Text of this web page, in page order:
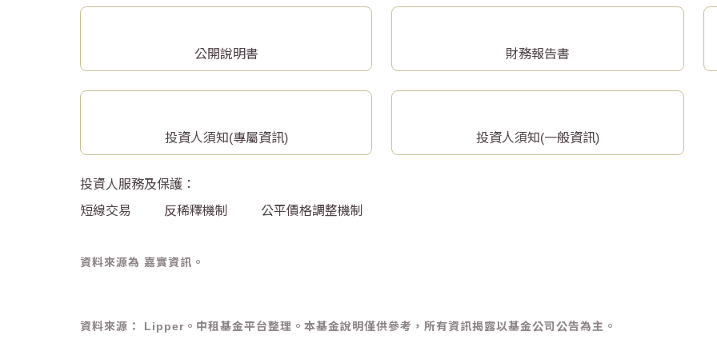
公開說明書 財務報告書
投資人須知(專屬資訊) 投資人須知(一般資訊)
投資人服務及保護：
短線交易
反稀釋機制 公平價格調整機制
資料來源為 嘉實資訊。
資料來源： Lipper。中租基金平台整理。本基金說明僅供參考，所有資訊揭露以基金公司公告為主。